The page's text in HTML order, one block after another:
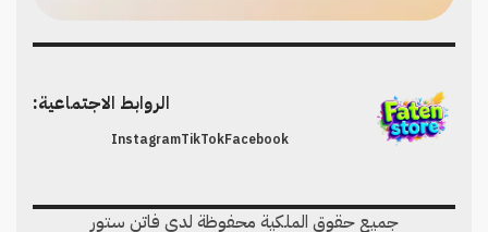
الروابط الاجتماعية:
Facebook
TikTok
Instagram
جميع حقوق الملكية محفوظة لدي فاتن ستور